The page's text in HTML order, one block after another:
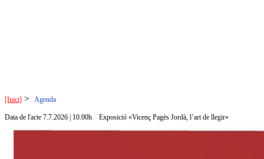
[Inici] > Agenda
Data de l'acte 7.7.2026 | 10.00h Exposició «Vicenç Pagès Jordà, l’art de llegir»